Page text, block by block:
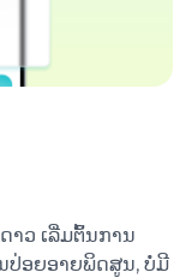
າວ ເລີ່ມຕົ້ນການ
ປ່ອຍອາຍພິດສູນ, ບໍ່ມີ